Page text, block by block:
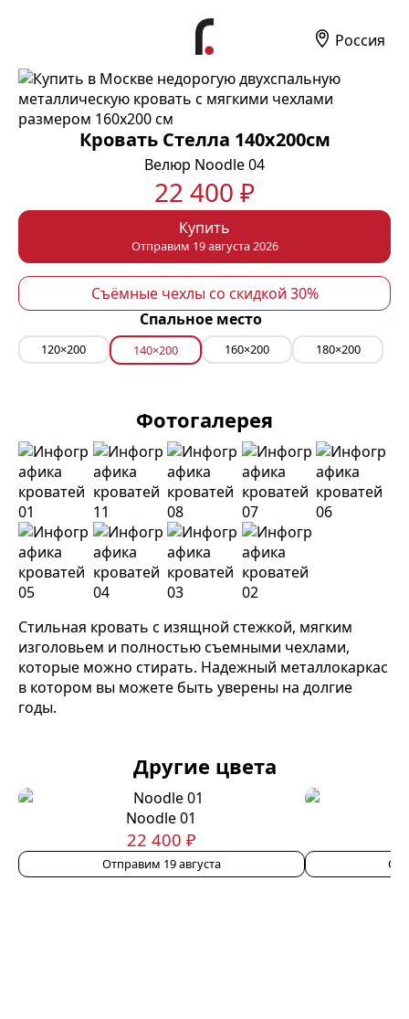
Россия
Кровать Стелла 140х200см
Велюр Noodle 04
22 400 ₽
Купить
Отправим 19 августа 2026
Съёмные чехлы со скидкой 30%
Спальное место
120×200 140×200 160×200 180×200
Фотогалерея
Стильная кровать с изящной стежкой, мягким
изголовьем и полностью съемными чехлами,
которые можно стирать. Надежный металлокаркас
в котором вы можете быть уверены на долгие
годы.
Другие цвета
Noodle 01
22 400 ₽
Отправим 19 августа